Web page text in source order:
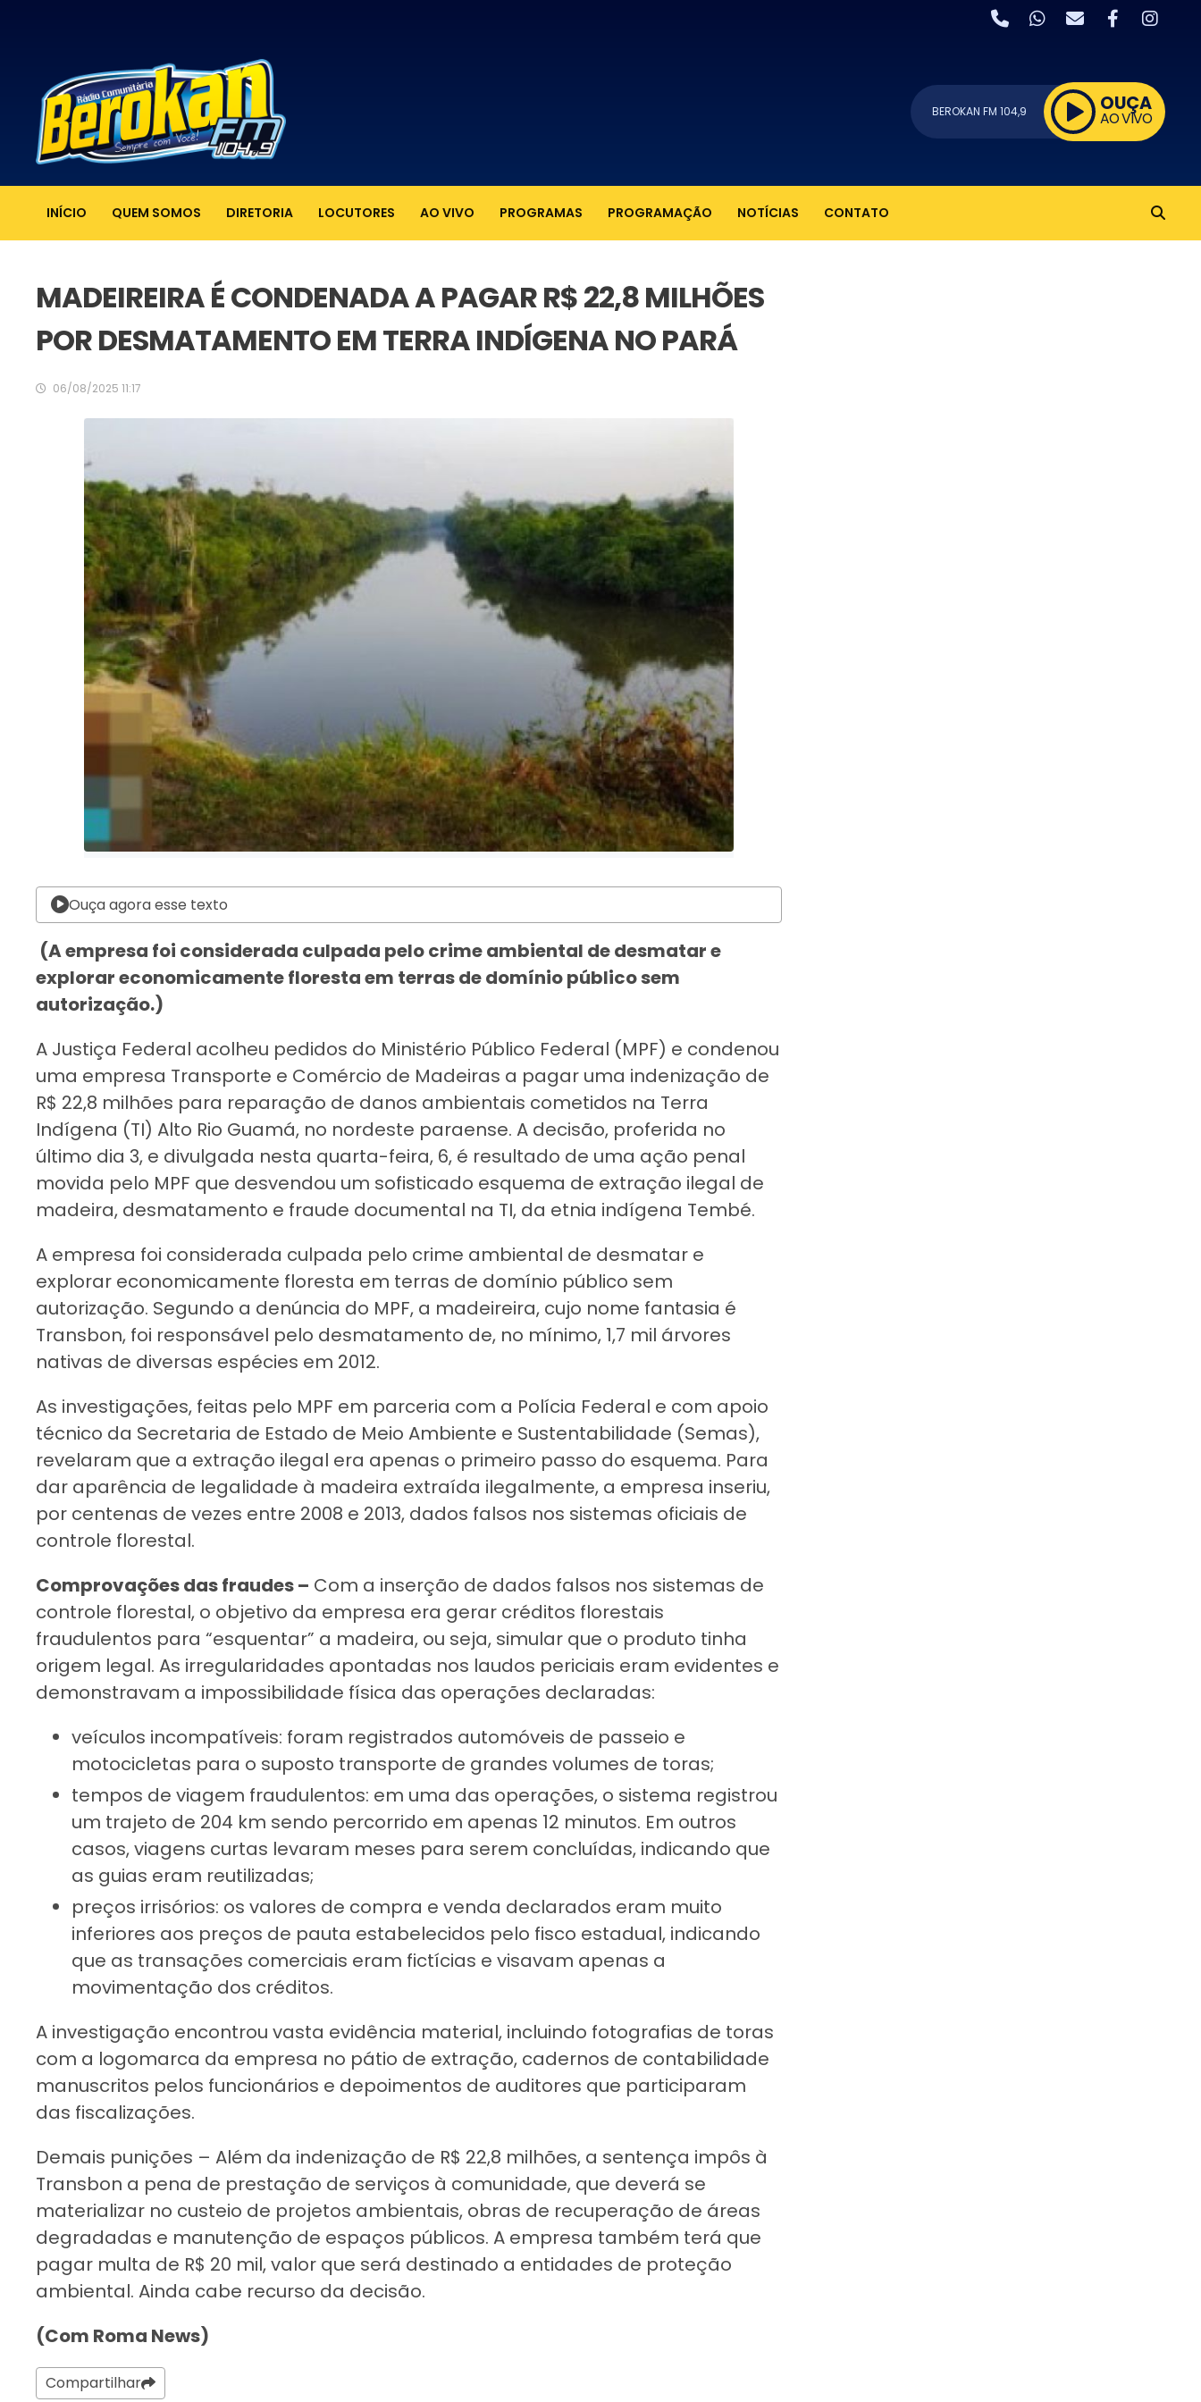
BEROKAN FM 104,9 OUÇA
AO VIVO
INÍCIO QUEM SOMOS DIRETORIA LOCUTORES AO VIVO PROGRAMAS PROGRAMAÇÃO NOTÍCIAS CONTATO
MADEIREIRA É CONDENADA A PAGAR R$ 22,8 MILHÕES
POR DESMATAMENTO EM TERRA INDÍGENA NO PARÁ
06/08/2025 11:17
Ouça agora esse texto
(A empresa foi considerada culpada pelo crime ambiental de desmatar e
explorar economicamente floresta em terras de domínio público sem
autorização.)
A Justiça Federal acolheu pedidos do Ministério Público Federal (MPF) e condenou
uma empresa Transporte e Comércio de Madeiras a pagar uma indenização de
R$ 22,8 milhões para reparação de danos ambientais cometidos na Terra
Indígena (TI) Alto Rio Guamá, no nordeste paraense. A decisão, proferida no
último dia 3, e divulgada nesta quarta-feira, 6, é resultado de uma ação penal
movida pelo MPF que desvendou um sofisticado esquema de extração ilegal de
madeira, desmatamento e fraude documental na TI, da etnia indígena Tembé.
A empresa foi considerada culpada pelo crime ambiental de desmatar e
explorar economicamente floresta em terras de domínio público sem
autorização. Segundo a denúncia do MPF, a madeireira, cujo nome fantasia é
Transbon, foi responsável pelo desmatamento de, no mínimo, 1,7 mil árvores
nativas de diversas espécies em 2012.
As investigações, feitas pelo MPF em parceria com a Polícia Federal e com apoio
técnico da Secretaria de Estado de Meio Ambiente e Sustentabilidade (Semas),
revelaram que a extração ilegal era apenas o primeiro passo do esquema. Para
dar aparência de legalidade à madeira extraída ilegalmente, a empresa inseriu,
por centenas de vezes entre 2008 e 2013, dados falsos nos sistemas oficiais de
controle florestal.
Comprovações das fraudes – Com a inserção de dados falsos nos sistemas de
controle florestal, o objetivo da empresa era gerar créditos florestais
fraudulentos para “esquentar” a madeira, ou seja, simular que o produto tinha
origem legal. As irregularidades apontadas nos laudos periciais eram evidentes e
demonstravam a impossibilidade física das operações declaradas:
veículos incompatíveis: foram registrados automóveis de passeio e
motocicletas para o suposto transporte de grandes volumes de toras;
tempos de viagem fraudulentos: em uma das operações, o sistema registrou
um trajeto de 204 km sendo percorrido em apenas 12 minutos. Em outros
casos, viagens curtas levaram meses para serem concluídas, indicando que
as guias eram reutilizadas;
preços irrisórios: os valores de compra e venda declarados eram muito
inferiores aos preços de pauta estabelecidos pelo fisco estadual, indicando
que as transações comerciais eram fictícias e visavam apenas a
movimentação dos créditos.
A investigação encontrou vasta evidência material, incluindo fotografias de toras
com a logomarca da empresa no pátio de extração, cadernos de contabilidade
manuscritos pelos funcionários e depoimentos de auditores que participaram
das fiscalizações.
Demais punições – Além da indenização de R$ 22,8 milhões, a sentença impôs à
Transbon a pena de prestação de serviços à comunidade, que deverá se
materializar no custeio de projetos ambientais, obras de recuperação de áreas
degradadas e manutenção de espaços públicos. A empresa também terá que
pagar multa de R$ 20 mil, valor que será destinado a entidades de proteção
ambiental. Ainda cabe recurso da decisão.
(Com Roma News)
Compartilhar